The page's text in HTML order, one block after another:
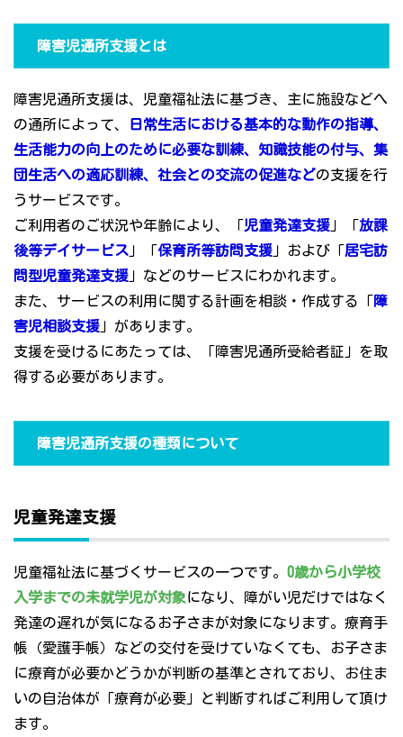
障害児通所支援とは
障害児通所支援は、児童福祉法に基づき、主に施設などへ
の通所によって、
日常生活における基本的な動作の指導、
生活能力の向上のために必要な訓練、知識技能の付与、集
団生活への適応訓練、社会との交流の促進などの支援を行
うサービスです。
ご利用者のご状況や年齢により、「児童発達支援 」「放課
後等デイサービス 」「保育所等訪問支援 」および「居宅訪
問型児童発達支援 」などのサービスにわかれます。
また、サービスの利用に関する計画を相談・作成する「障
害児相談支援 」があります。
支援を受けるにあたっては、「障害児通所受給者証」を取
得する必要があります。
障害児通所支援の種類について
児童発達支援
児童福祉法に基づくサービスの一つです。 0歳から小学校
入学までの未就学児が対象になり、障がい児だけではなく
発達の遅れが気になるお子さまが対象になります。療育手
帳（愛護手帳）などの交付を受けていなくても、お子さま
に療育が必要かどうかが判断の基準とされており、お住ま
いの自治体が「療育が必要」と判断すればご利用して頂け
ます。